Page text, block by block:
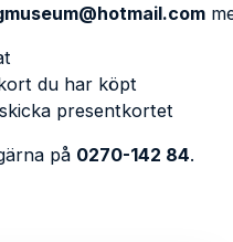
du har köpt
presentkortet
på 0270-142 84.